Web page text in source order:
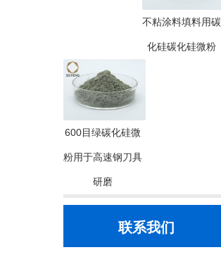
不粘涂料填料用碳
化硅碳化硅微粉
600目绿碳化硅微
粉用于高速钢刀具
研磨
联系我们